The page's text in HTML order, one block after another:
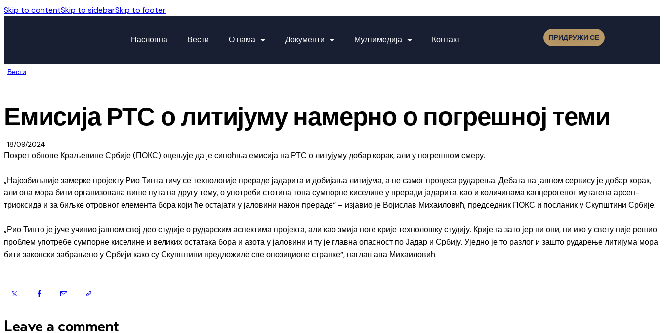
Skip to contentSkip to sidebarSkip to footer
Насловна Вести О нама Документи Мултимедија Контакт ПРИДРУЖИ СЕ
Вести
Емисија РТС о литијуму намерно о погрешној теми
18/09/2024
Покрет обнове Краљевине Србије (ПОКС) оцењује да је синоћња емисија на РТС о литујуму добар корак, али у погрешном смеру.
„Најозбиљније замерке пројекту Рио Тинта тичу се технологије прераде јадарита и добијања литијума, а не самог процеса рударења. Дебата на јавном сервису је добар корак,
али она мора бити организована више пута на другу тему, о употреби стотина тона сумпорне киселине у преради јадарита, као и количинама канцерогеног мутагена арсен-
триоксида и за биљке отровног елемента бора који ће остајати у јаловини након прераде“ – изјавио је Војислав Михаиловић, председник ПОКС и посланик у Скупштини Србије.
„Рио Тинто је јуче учинио јавном свој део студије о рударским аспектима пројекта, али као змија ноге крије технолошку студију. Крије га зато јер ни они, ни ико у свету није решио
проблем употребе сумпорне киселине и великих остатака бора и азота у јаловини и ту је главна опасност по Јадар и Србију. Уједно је то разлог и зашто рударење литијума мора
бити законски забрањено у Србији како су Скупштини предложиле све опозиционе странке“, наглашава Михаиловић.
Leave a comment